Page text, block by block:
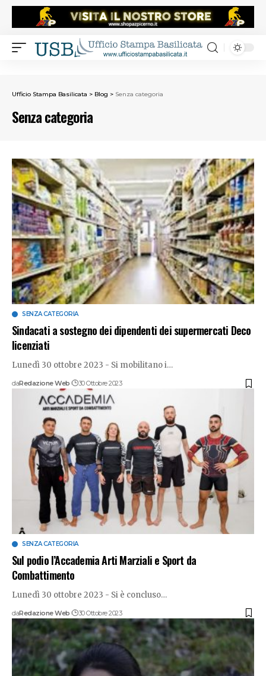
Ufficio Stampa Basilicata > Blog > Senza categoria
Senza categoria
SENZA CATEGORIA
Sindacati a sostegno dei dipendenti dei supermercati Deco
licenziati
Lunedì 30 ottobre 2023 - Si mobilitano i…
daRedazione Web 30 Ottobre 2023
SENZA CATEGORIA
Sul podio l’Accademia Arti Marziali e Sport da
Combattimento
Lunedì 30 ottobre 2023 - Si è concluso…
daRedazione Web 30 Ottobre 2023